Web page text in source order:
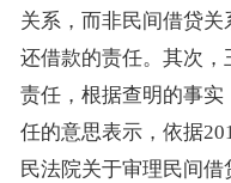
关系，而非民间借贷
还借款的责任。其次
责任，根据查明的事
任的意思表示，依据
民法院关于审理民间